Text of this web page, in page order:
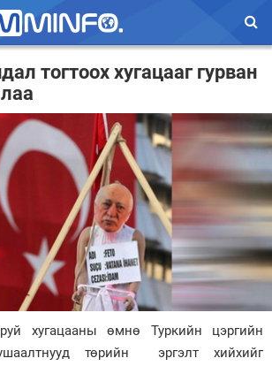
тогтоох хугацааг гурван
хугацааны өмнө Туркийн цэргийн
төрийн эргэлт хийхийг